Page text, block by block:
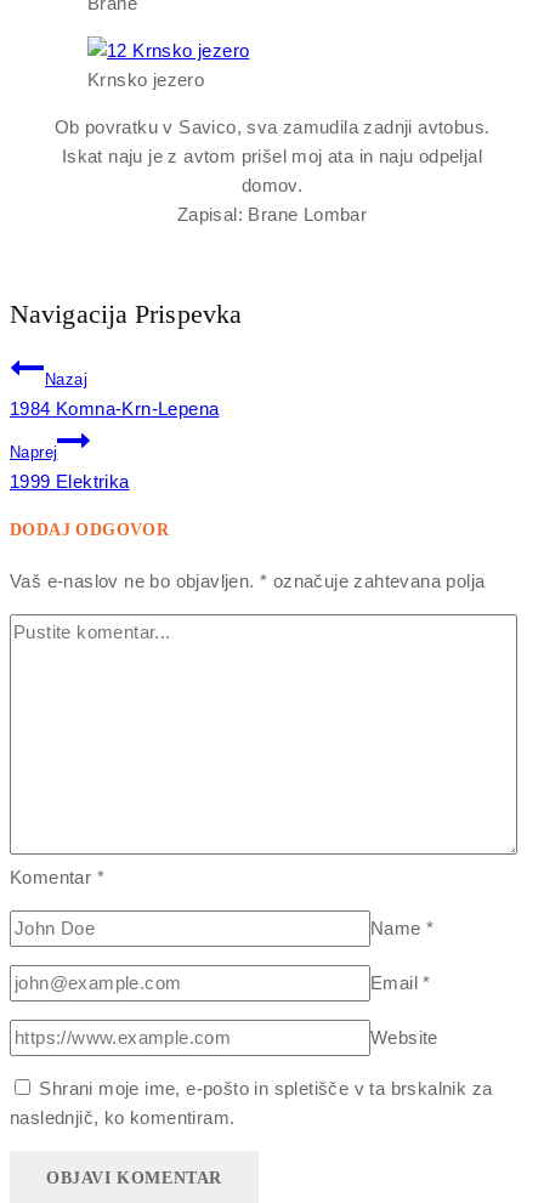
Krnsko jezero
Ob povratku v Savico, sva zamudila zadnji avtobus.
Iskat naju je z avtom prišel moj ata in naju odpeljal
domov.
Zapisal: Brane Lombar
Navigacija Prispevka
Nazaj
1984 Komna-Krn-Lepena
Naprej
1999 Elektrika
DODAJ ODGOVOR
Vaš e-naslov ne bo objavljen. * označuje zahtevana polja
Komentar *
Name *
Email*
Website
Shrani moje ime, e-pošto in spletišče v ta brskalnik za
naslednjič, ko komentiram.